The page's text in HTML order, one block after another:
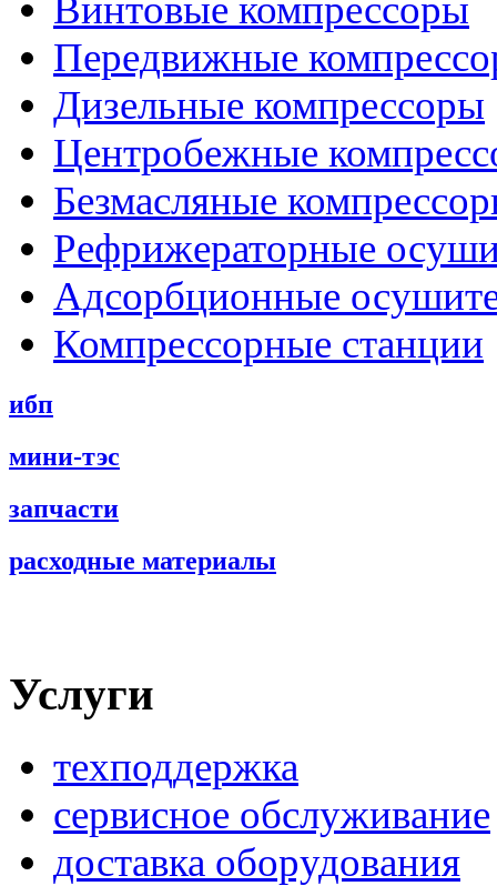
Винтовые компрессоры
Передвижные
Дизельные компрессоры
Центробежные
Безмасляные
Рефрижераторные
Адсорбционные
Компрессорные станции
ибп
мини-тэс
запчасти
расходные материалы
Услуги
техподдержка
сервисное обслуживание
доставка оборудования